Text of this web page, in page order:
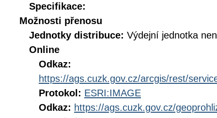
Specifikace:
Možnosti přenosu
Jednotky distribuce: Výdejní jednotka
Online
Odkaz:
https://ags.cuzk.gov.cz/arcgis/rest/
Protokol: ESRI:IMAGE
Odkaz: https://ags.cuzk.gov.cz/